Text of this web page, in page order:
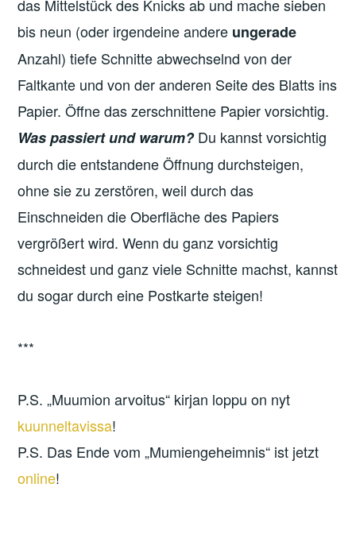
das Mittelstück des Knicks ab und mache sieben
bis neun (oder irgendeine andere ungerade
Anzahl) tiefe Schnitte abwechselnd von der
Faltkante und von der anderen Seite des Blatts ins
Papier. Öffne das zerschnittene Papier vorsichtig.
Was passiert und warum?Du kannst vorsichtig
durch die entstandene Öffnung durchsteigen,
ohne sie zu zerstören, weil durch das
Einschneiden die Oberfläche des Papiers
vergrößert wird. Wenn du ganz vorsichtig
schneidest und ganz viele Schnitte machst, kannst
du sogar durch eine Postkarte steigen!
***
P.S. „Muumion arvoitus“ kirjan loppu on nyt
kuunneltavissa!
P.S. Das Ende vom „Mumiengeheimnis“ ist jetzt
online!